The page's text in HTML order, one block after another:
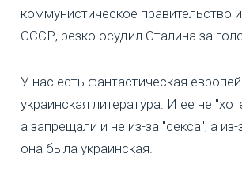
коммунистическое правительство
СССР, резко осудил Сталина за
У нас есть фантастическая
украинская литература. И ее не
а запрещали и не из-за "секса", а из-
она была украинская.